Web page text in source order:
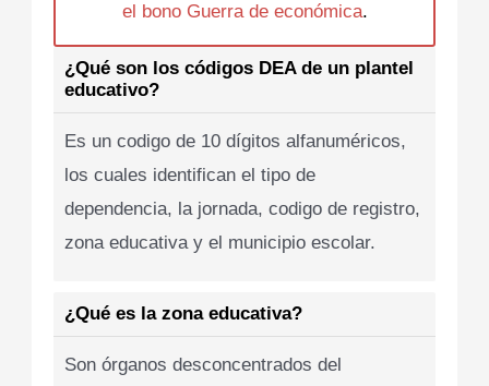
el bono Guerra de económica.
¿Qué son los códigos DEA de un plantel
educativo?
Es un codigo de 10 dígitos alfanuméricos,
los cuales identifican el tipo de
dependencia, la jornada, codigo de registro,
zona educativa y el municipio escolar.
¿Qué es la zona educativa?
Son órganos desconcentrados del